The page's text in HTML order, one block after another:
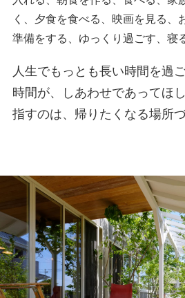
く、夕食を食べる、映画を見る、
準備をする、ゆっくり過ごす、寝
人生でもっとも長い時間を過
時間が、しあわせであってほ
指すのは、帰りたくなる場所づ